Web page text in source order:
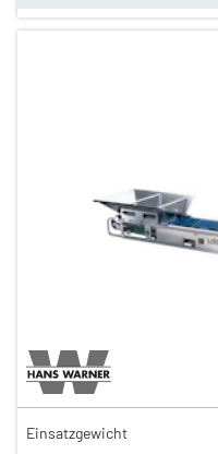
50,00 €
Einsatzgewicht